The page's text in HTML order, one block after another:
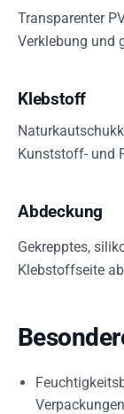
Transparenter
Verklebung und
Klebstoff
Kunststoff- und
Abdeckung
Gekrepptes,
Klebstoffseite
Verpackungen